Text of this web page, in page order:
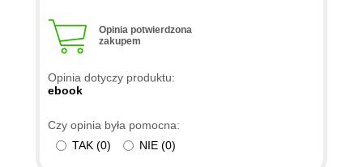
Opinia potwierdzona
zakupem
Opinia dotyczy produktu:
ebook
Czy opinia była pomocna:
TAK (0) NIE (0)